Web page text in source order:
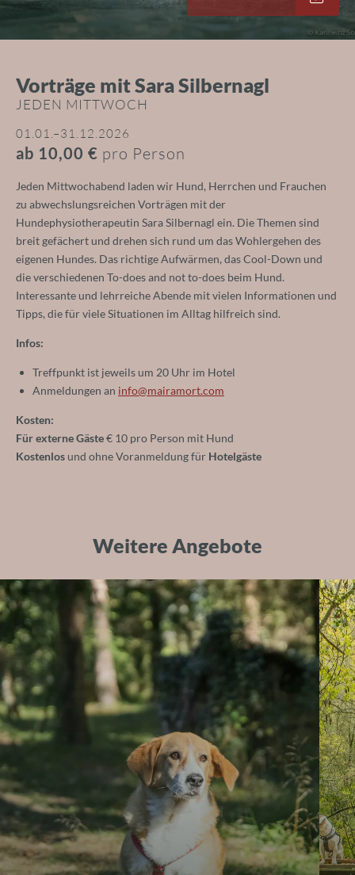
Zimmer für Hund & Herrchen
Inklusivleistungen
Unser Wochenprogramm
Services für Vierbeiner
Hundeknigge & Gelbe Schleife
Vorträge mit Sara Silbernagl
JEDEN MITTWOCH
01.01.–31.12.2026
ab 10,00 € pro Person
Jeden Mittwochabend laden wir Hund, Herrchen und Frauchen
zu abwechslungsreichen Vorträgen mit der
Hundephysiotherapeutin Sara Silbernagl ein. Die Themen sind
breit gefächert und drehen sich rund um das Wohlergehen des
eigenen Hundes. Das richtige Aufwärmen, das Cool-Down und
die verschiedenen To-does and not to-does beim Hund.
Interessante und lehrreiche Abende mit vielen Informationen und
Tipps, die für viele Situationen im Alltag hilfreich sind.
Infos:
Treffpunkt ist jeweils um 20 Uhr im Hotel
Anmeldungen an info@mairamort.com
Kosten:
Für externe Gäste€ 10 pro Person mit Hund
Kostenlos und ohne Voranmeldung für Hotelgäste
Weitere Angebote